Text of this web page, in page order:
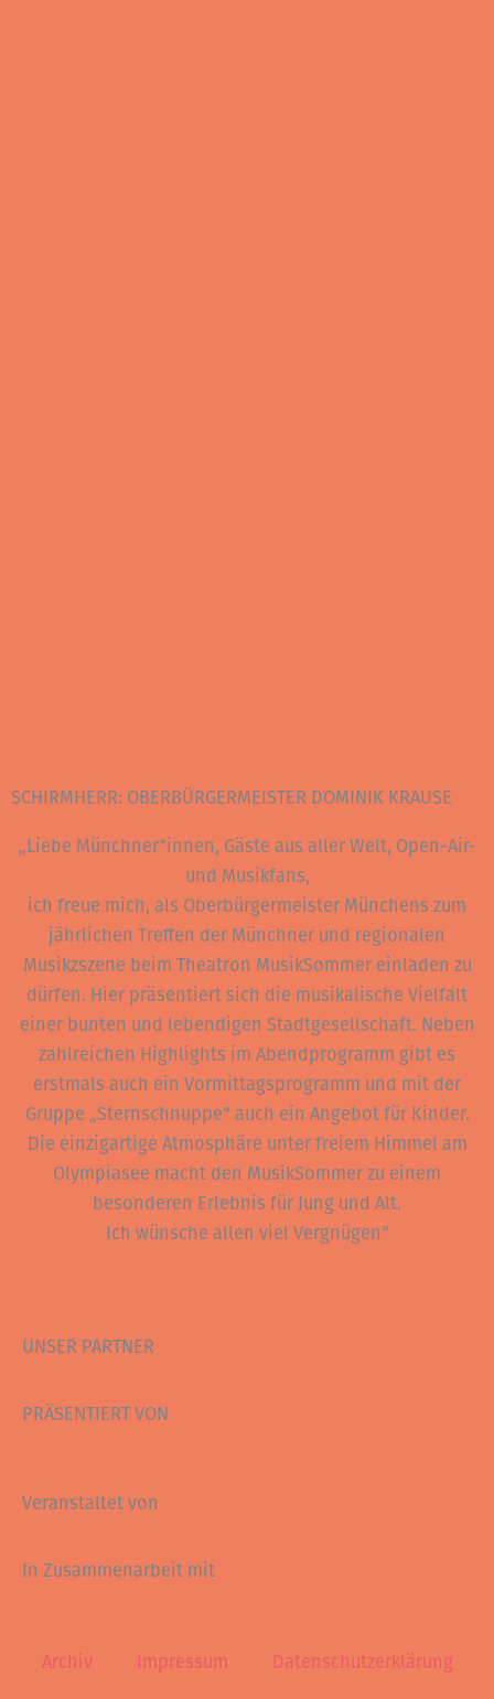
SCHIRMHERR: OBERBÜRGERMEISTER DOMINIK KRAUSE
„Liebe Münchner*innen, Gäste aus aller Welt, Open-Air-
und Musikfans,
ich freue mich, als Oberbürgermeister Münchens zum
jährlichen Treffen der Münchner und regionalen
Musikzszene beim Theatron MusikSommer einladen zu
dürfen. Hier präsentiert sich die musikalische Vielfalt
einer bunten und lebendigen Stadtgesellschaft. Neben
zahlreichen Highlights im Abendprogramm gibt es
erstmals auch ein Vormittagsprogramm und mit der
Gruppe „Sternschnuppe“ auch ein Angebot für Kinder.
Die einzigartige Atmosphäre unter freiem Himmel am
Olympiasee macht den MusikSommer zu einem
besonderen Erlebnis für Jung und Alt.
Ich wünsche allen viel Vergnügen“
UNSER PARTNER
PRÄSENTIERT VON
Veranstaltet von
In Zusammenarbeit mit
Archiv Impressum Datenschutzerklärung